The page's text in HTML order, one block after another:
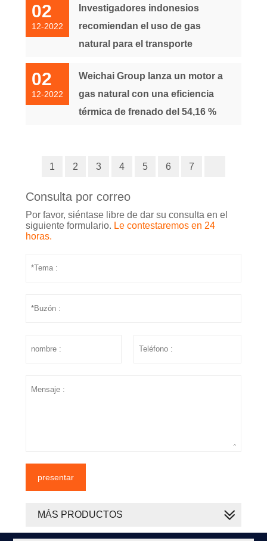
02
12-2022
Investigadores indonesios
recomiendan el uso de gas
natural para el transporte
02
12-2022
Weichai Group lanza un motor a
gas natural con una eficiencia
térmica de frenado del 54,16 %
1 2 3 4 5 6 7
Consulta por correo
Por favor, siéntase libre de dar su consulta en el
siguiente formulario. Le contestaremos en 24
horas.
presentar
MÁS PRODUCTOS